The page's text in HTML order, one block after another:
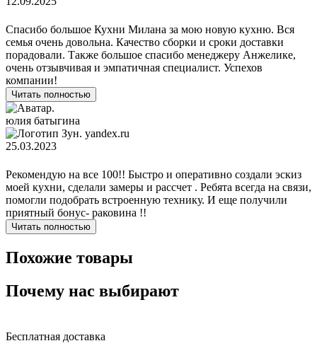
Спасибо большое Кухни Милана за мою новую кухню. Вся
семья очень довольна. Качество сборки и сроки доставки
порадовали. Также большое спасибо менеджеру Анжелике,
очень отзывчивая и эмпатичная специалист. Успехов
компании!
Читать полностью
юлия батыгина
yandex.ru
25.03.2023
Рекомендую на все 100!! Быстро и оперативно создали эскиз
моей кухни, сделали замеры и рассчет . Ребята всегда на связи,
помогли подобрать встроенную технику. И еще получили
приятный бонус- раковина !!
Читать полностью
Похожие товары
Почему нас выбирают
Бесплатная доставка